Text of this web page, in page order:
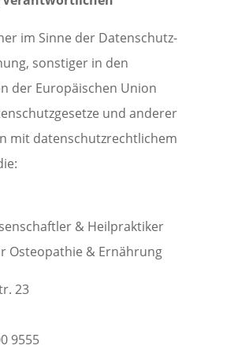
im Sinne der Datenschutz-
sonstiger in den
der Europäischen Union
und anderer
mit datenschutzrechtlichem
& Heilpraktiker
Osteopathie & Ernährung
23
9555